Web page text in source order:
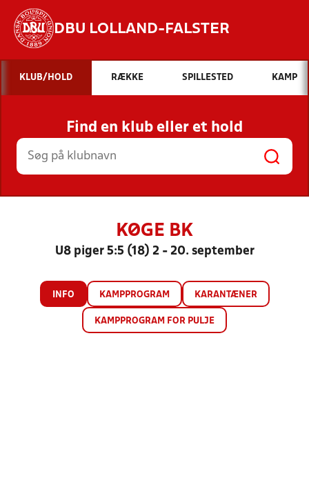
DBU LOLLAND-FALSTER
Hvad vil du søge efter?
INDHOLD OG NYHEDER
STILLINGER, RESULTATER, KLUBBER OG
HOLD
KLUB/HOLD RÆKKE SPILLESTED KAMP
Find en klub eller et hold
KØGE BK
U8 piger 5:5 (18) 2 - 20. september
INFO KAMPPROGRAM KARANTÆNER
KAMPPROGRAM FOR PULJE